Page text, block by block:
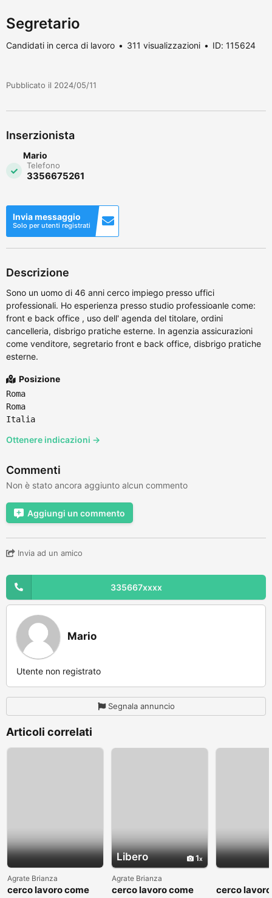
Segretario
Candidati in cerca di lavoro 311 visualizzazioni ID: 115624
Pubblicato il 2024/05/11
Inserzionista
Mario
Telefono
3356675261
Invia messaggio
Solo per utenti registrati
Descrizione
Sono un uomo di 46 anni cerco impiego presso uffici
professionali. Ho esperienza presso studio professioanle come:
front e back office , uso dell' agenda del titolare, ordini
cancelleria, disbrigo pratiche esterne. In agenzia assicurazioni
come venditore, segretario front e back office, disbrigo pratiche
esterne.
Posizione
Roma
Roma
Italia
Ottenere indicazioni →
Commenti
Non è stato ancora aggiunto alcun commento
Aggiungi un commento
Invia ad un amico
335667xxxx
Mario
Utente non registrato
Segnala annuncio
Articoli correlati
Agrate Brianza
cerco lavoro come
Libero 1
Agrate Brianza
cerco lavoro come
cerco